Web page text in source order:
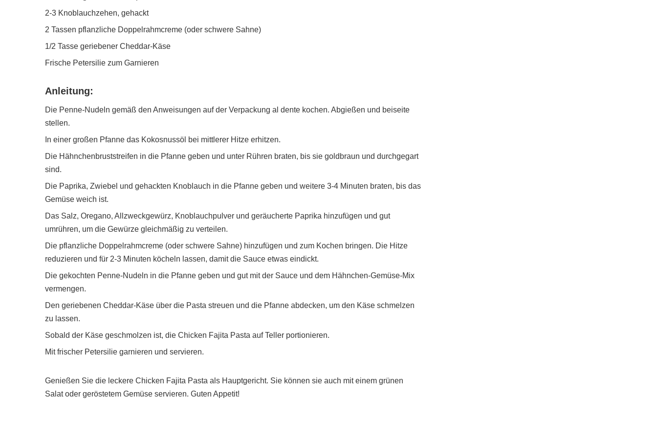
2-3 Knoblauchzehen, gehackt
2 Tassen pflanzliche Doppelrahmcreme (oder schwere Sahne)
1/2 Tasse geriebener Cheddar-Käse
Frische Petersilie zum Garnieren
Anleitung:
Die Penne-Nudeln gemäß den Anweisungen auf der Verpackung al dente kochen. Abgießen und beiseite
stellen.
In einer großen Pfanne das Kokosnussöl bei mittlerer Hitze erhitzen.
Die Hähnchenbruststreifen in die Pfanne geben und unter Rühren braten, bis sie goldbraun und durchgegart
sind.
Die Paprika, Zwiebel und gehackten Knoblauch in die Pfanne geben und weitere 3-4 Minuten braten, bis das
Gemüse weich ist.
Das Salz, Oregano, Allzweckgewürz, Knoblauchpulver und geräucherte Paprika hinzufügen und gut
umrühren, um die Gewürze gleichmäßig zu verteilen.
Die pflanzliche Doppelrahmcreme (oder schwere Sahne) hinzufügen und zum Kochen bringen. Die Hitze
reduzieren und für 2-3 Minuten köcheln lassen, damit die Sauce etwas eindickt.
Die gekochten Penne-Nudeln in die Pfanne geben und gut mit der Sauce und dem Hähnchen-Gemüse-Mix
vermengen.
Den geriebenen Cheddar-Käse über die Pasta streuen und die Pfanne abdecken, um den Käse schmelzen
zu lassen.
Sobald der Käse geschmolzen ist, die Chicken Fajita Pasta auf Teller portionieren.
Mit frischer Petersilie garnieren und servieren.
Genießen Sie die leckere Chicken Fajita Pasta als Hauptgericht. Sie können sie auch mit einem grünen
Salat oder geröstetem Gemüse servieren. Guten Appetit!